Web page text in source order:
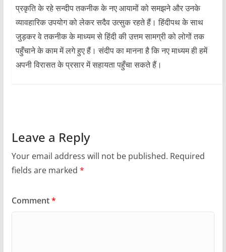
प्रकृति के रहे सन्दीप तकनीक के नए आयामों को समझने और उनके
व्यावहारिक उपयोग को लेकर सदैव उत्सुक रहते हैं। हिंदीपथ के साथ
जुड़कर वे तकनीक के माध्यम से हिंदी की उत्तम सामग्री को लोगों तक
पहुँचाने के काम में लगे हुए हैं। संदीप का मानना है कि नए माध्यम ही हमें
अपनी विरासत के प्रसार में सहायता पहुँचा सकते हैं।
Leave a Reply
Your email address will not be published. Required
fields are marked *
Comment*